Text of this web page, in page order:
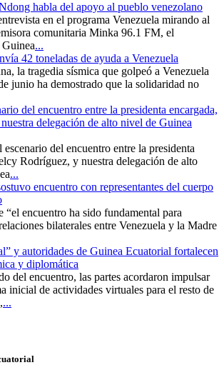
habla del apoyo al pueblo venezolano
en el programa Venezuela mirando al
comunitaria Minka 96.1 FM, el
...
42 toneladas de ayuda a Venezuela
la tragedia sísmica que golpeó a Venezuela
junio ha demostrado que la solidaridad no
del encuentro entre la presidenta encargada,
delegación de alto nivel de Guinea
escenario del encuentro entre la presidenta
Rodríguez, y nuestra delegación de alto
...
encuentro con representantes del cuerpo
“el encuentro ha sido fundamental para
bilaterales entre Venezuela y la Madre
y autoridades de Guinea Ecuatorial fortalecen
y diplomática
del encuentro, las partes acordaron impulsar
inicial de actividades virtuales para el resto de
...